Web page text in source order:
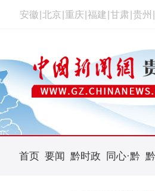
安徽 北京 重庆 福建 甘肃 贵州
首页 要闻 黔时政 同心·黔